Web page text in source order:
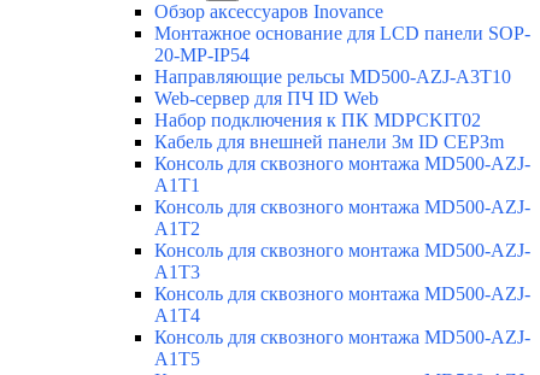
Обзор аксессуаров Inovance
Монтажное основание для LCD панели SOP-
20-MP-IP54
Направляющие рельсы MD500-AZJ-A3T10
Web-сервер для ПЧ ID Web
Набор подключения к ПК MDPCKIT02
Кабель для внешней панели 3м ID CEP3m
Консоль для сквозного монтажа MD500-AZJ-
A1T1
Консоль для сквозного монтажа MD500-AZJ-
A1T2
Консоль для сквозного монтажа MD500-AZJ-
A1T3
Консоль для сквозного монтажа MD500-AZJ-
A1T4
Консоль для сквозного монтажа MD500-AZJ-
A1T5